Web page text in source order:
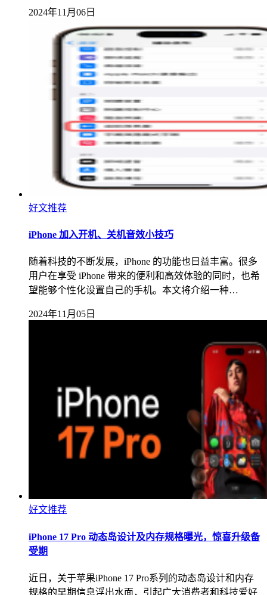
2024年11月06日
好文推荐
iPhone 加入开机、关机音效小技巧
随着科技的不断发展，iPhone 的功能也日益丰富。很多
用户在享受 iPhone 带来的便利和高效体验的同时，也希
望能够个性化设置自己的手机。本文将介绍一种…
2024年11月05日
好文推荐
iPhone 17 Pro 动态岛设计及内存规格曝光，惊喜升级备
受期
近日，关于苹果iPhone 17 Pro系列的动态岛设计和内存
规格的早期信息浮出水面，引起广大消费者和科技爱好